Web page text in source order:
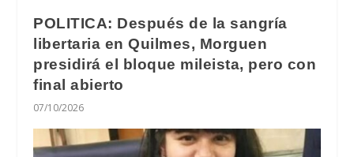
POLITICA: Después de la sangría
libertaria en Quilmes, Morguen
presidirá el bloque mileista, pero con
final abierto
07/10/2026